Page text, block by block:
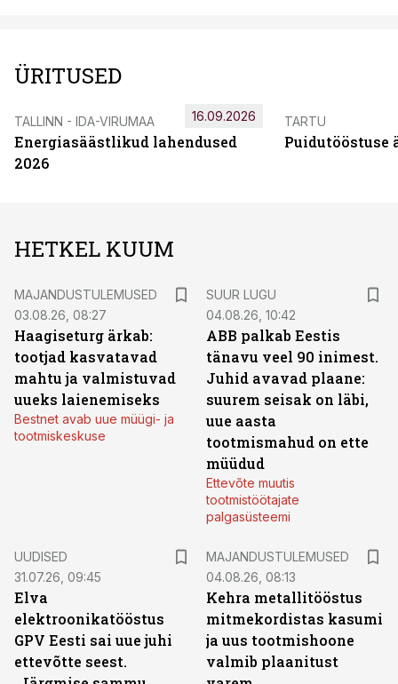
ÜRITUSED
TALLINN - IDA-VIRUMAA
Energiasäästlikud lahendused
2026
16.09.2026 TARTU
Puidutööstuse
HETKEL KUUM
MAJANDUSTULEMUSED
03.08.26, 08:27
Haagiseturg ärkab:
tootjad kasvatavad
mahtu ja valmistuvad
uueks laienemiseks
Bestnet avab uue müügi- ja
tootmiskeskuse
SUUR LUGU
04.08.26, 10:42
ABB palkab Eestis
tänavu veel 90 inimest.
Juhid avavad plaane:
suurem seisak on läbi,
uue aasta
tootmismahud on ette
müüdud
Ettevõte muutis
tootmistöötajate
palgasüsteemi
UUDISED
31.07.26, 09:45
Elva
elektroonikatööstus
GPV Eesti sai uue juhi
ettevõtte seest.
MAJANDUSTULEMUSED
04.08.26, 08:13
Kehra metallitööstus
mitmekordistas kasumi
ja uus tootmishoone
valmib plaanitust